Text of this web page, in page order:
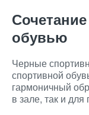
обувью
Черные
спортивной
гармоничный
в зале, так и